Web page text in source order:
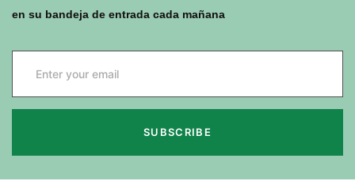
en su bandeja de entrada cada mañana
SUBSCRIBE